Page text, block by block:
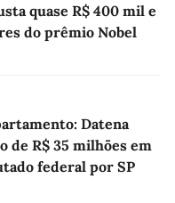
quase R$ 400 mil e
do prêmio Nobel
Datena
R$ 35 milhões em
federal por SP